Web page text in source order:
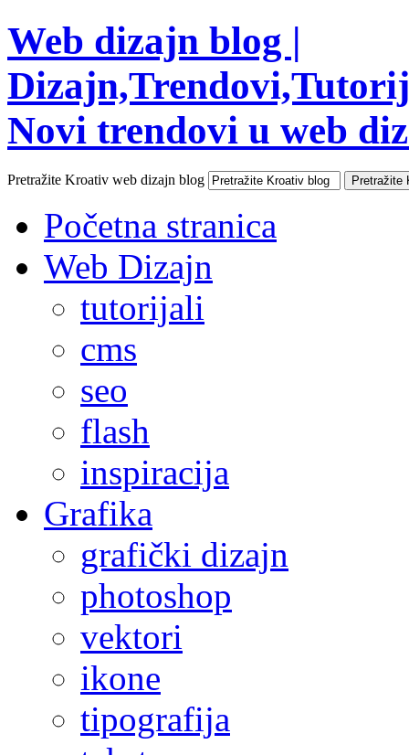
Web dizajn blog |
Novi trendovi u web
Pretražite Kroativ web dizajn blog
Početna stranica
Web Dizajn
tutorijali
cms
seo
flash
inspiracija
Grafika
grafički dizajn
photoshop
vektori
ikone
tipografija